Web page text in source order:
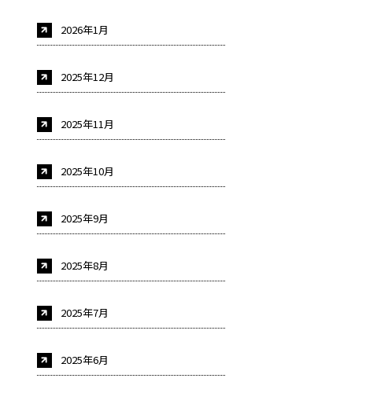
2026年1月
2025年12月
2025年11月
2025年10月
2025年9月
2025年8月
2025年7月
2025年6月